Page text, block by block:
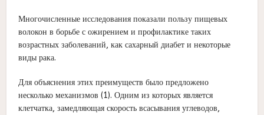
Многочисленные исследования показали пользу пищевых
волокон в борьбе с ожирением и профилактике таких
возрастных заболеваний, как сахарный диабет и некоторые
виды рака.
Для объяснения этих преимуществ было предложено
несколько механизмов (1). Одним из которых является
клетчатка, замедляющая скорость всасывания углеводов,